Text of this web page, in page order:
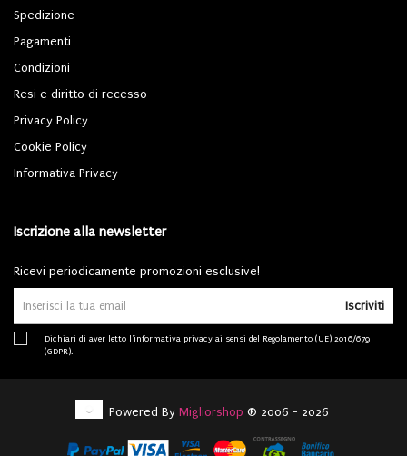
Spedizione
Pagamenti
Condizioni
Resi e diritto di recesso
Privacy Policy
Cookie Policy
Informativa Privacy
Iscrizione alla newsletter
Ricevi periodicamente promozioni esclusive!
Iscriviti
Dichiari di aver letto l'informativa privacy ai sensi del Regolamento (UE) 2016/679
(GDPR).
Powered By Migliorshop ® 2006 - 2026